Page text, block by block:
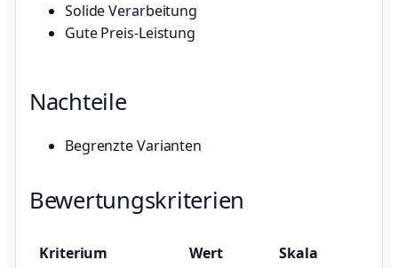
Solide Verarbeitung
Gute Preis-Leistung
Nachteile
Begrenzte Varianten
Bewertungskriterien
Kriterium Wert Skala